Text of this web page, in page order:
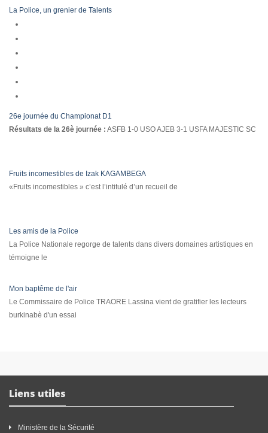
La Police, un grenier de Talents
26e journée du Championat D1
Résultats de la 26è journée : ASFB 1-0 USO AJEB 3-1 USFA MAJESTIC SC
Fruits incomestibles de Izak KAGAMBEGA
«Fruits incomestibles » c’est l’intitulé d’un recueil de
Les amis de la Police
La Police Nationale regorge de talents dans divers domaines artistiques en
témoigne le
Mon baptême de l'air
Le Commissaire de Police TRAORE Lassina vient de gratifier les lecteurs
burkinabè d'un essai
Liens utiles
Ministère de la Sécurité